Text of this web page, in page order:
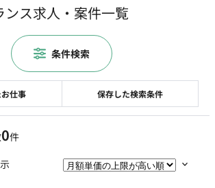
ンス求人・案件一覧
0件
仕事 保存した検索条件
条件検索